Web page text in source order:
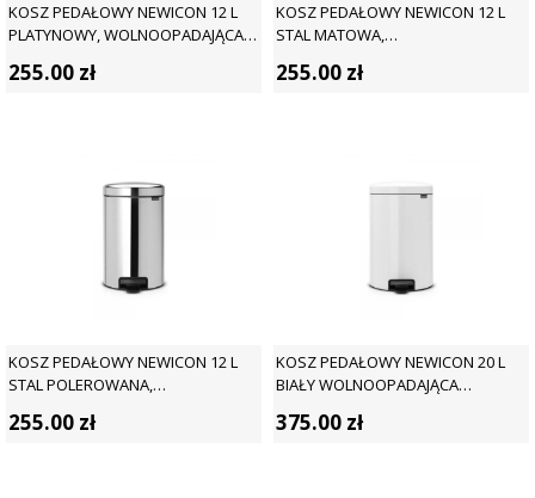
KOSZ PEDAŁOWY NEWICON 12 L
PLATYNOWY, WOLNOOPADAJĄCA
255.00 zł
KOSZ PEDAŁOWY NEWICON 12 L
STAL MATOWA,
BRABANTIA
255.00 zł
KOSZ PEDAŁOWY NEWICON 12 L
STAL POLEROWANA,
BRABANTIA
255.00 zł
KOSZ PEDAŁOWY NEWICON 20 L
BIAŁY WOLNOOPADAJĄCA
375.00 zł